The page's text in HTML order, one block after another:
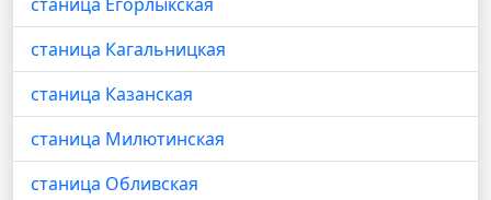
станица Кагальницкая
станица Казанская
станица Милютинская
станица Обливская